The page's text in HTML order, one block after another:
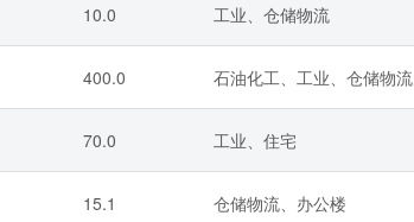
10.0 工业、仓储物流
400.0 石油化工、工业、仓储物流
70.0 工业、住宅
15.1 仓储物流、办公楼